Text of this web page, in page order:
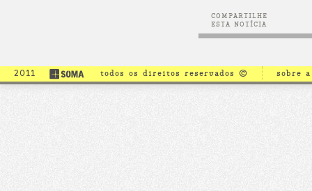
COMPARTILHE
ESTA NOTÍCIA
2011 todos os direitos reservados © sobre